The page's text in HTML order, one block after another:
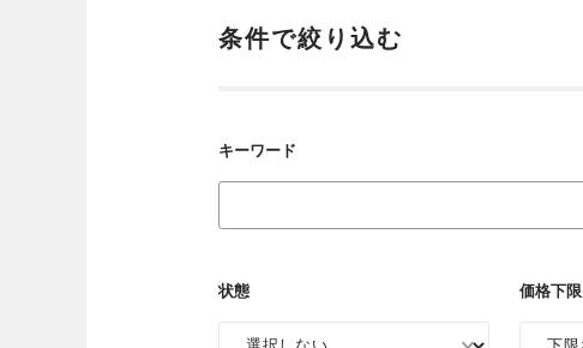
条件で絞り込む
キーワード
状態 価格下限